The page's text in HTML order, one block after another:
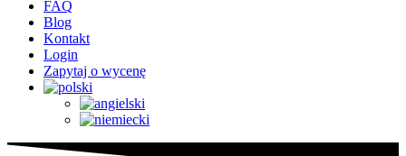
FAQ
Blog
Kontakt
Login
Zapytaj o wycenę